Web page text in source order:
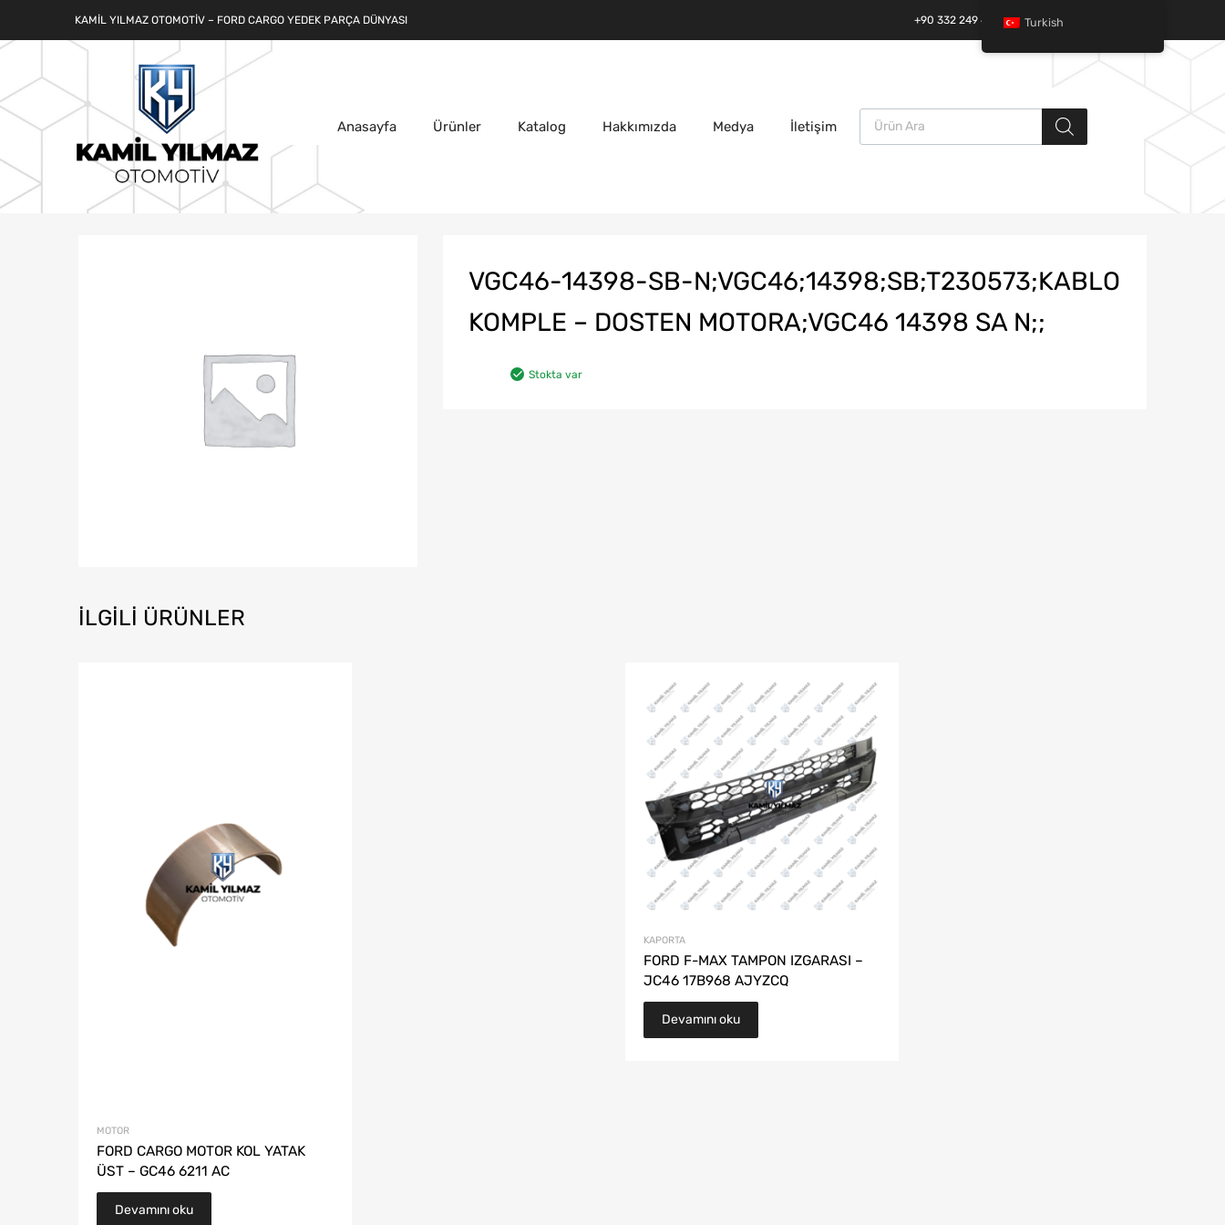
KAMIL YILMAZ OTOMOTIV – FORD CARGO YEDEK PARÇA DÜNYASI +90 332 249 49 01 | +90 532 685 32 42
Anasayfa Ürünler Katalog Hakkımızda Medya İletişim
Ürün arama
VGC46-14398-SB-N;VGC46;14398;SB;T230573;KABLO
KOMPLE – DOSTEN MOTORA;VGC46 14398 SA N;;
Stokta var
İLGILI ÜRÜNLER
MOTOR
FORD CARGO MOTOR KOL YATAK
ÜST – GC46 6211 AC
Devamını oku
KAPORTA
FORD F-MAX TAMPON IZGARASI –
JC46 17B968 AJYZCQ
Devamını oku
Turkish